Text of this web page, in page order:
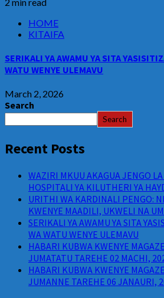
HOME
KITAIFA
SERIKALI YA AWAMU YA SITA
WATU WENYE ULEMAVU
March 2, 2026
Search
Search
Recent Posts
WAZIRI MKUU AKAGUA JENGO
HOSPITALI YA KILUTHERI YA
URITHI WA KARDINALI PENGO:
KWENYE MAADILI, UKWELI NA
SERIKALI YA AWAMU YA SITA
WA WATU WENYE ULEMAVU
HABARI KUBWA KWENYE
JUMATATU TAREHE 02 MACHI,
HABARI KUBWA KWENYE
JUMANNE TAREHE 06 JANAURI,